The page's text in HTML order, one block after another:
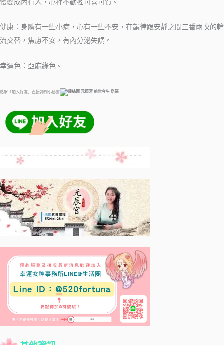
慢變成內行人，心裡不動搖可喜可賀。
健康：身體有一些小病，心有一些不安，在韻律跟安靜之間三番兩次的輪
流交替，焦慮不安，有內分泌失調。
幸運色：亞麻綠色。
點擊「加入好友」直接詢問小秘書